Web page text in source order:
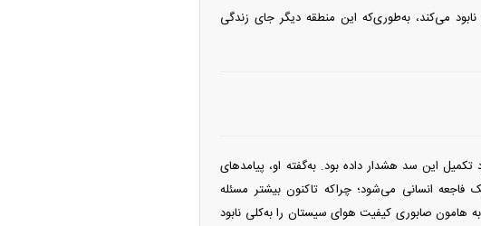
می‌کند، به‌طوری‌که این منطقه دیگر جای زندگی
این سد هشدار داده بود. به‌گفته او، پیامد‌های
فاجعه انسانی می‌شود؛ چراکه تاکنون بیشتر مسئله
صابوری کیفیت هوای سیستان را به‌کلی نابود